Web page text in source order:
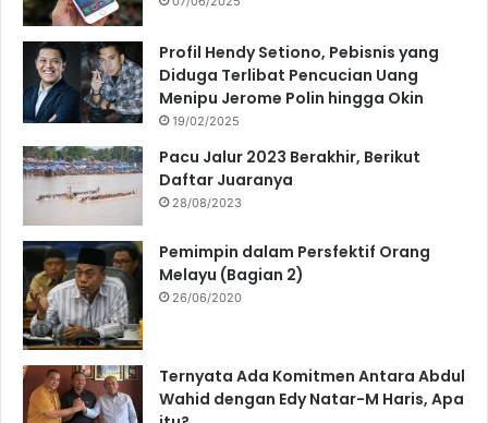
Profil Hendy Setiono, Pebisnis yang
Diduga Terlibat Pencucian Uang
Menipu Jerome Polin hingga Okin
19/02/2025
Pacu Jalur 2023 Berakhir, Berikut
Daftar Juaranya
28/08/2023
Pemimpin dalam Persfektif Orang
Melayu (Bagian 2)
26/06/2020
Ternyata Ada Komitmen Antara Abdul
Wahid dengan Edy Natar-M Haris, Apa